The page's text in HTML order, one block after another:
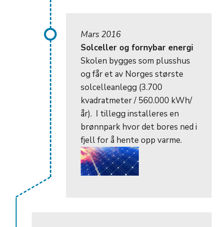
Mars 2016
Solceller og fornybar energi
Skolen bygges som plusshus
og får et av Norges største
solcelleanlegg (3.700
kvadratmeter / 560.000 kWh/
år). I tillegg installeres en
brønnpark hvor det bores ned i
fjell for å hente opp varme.